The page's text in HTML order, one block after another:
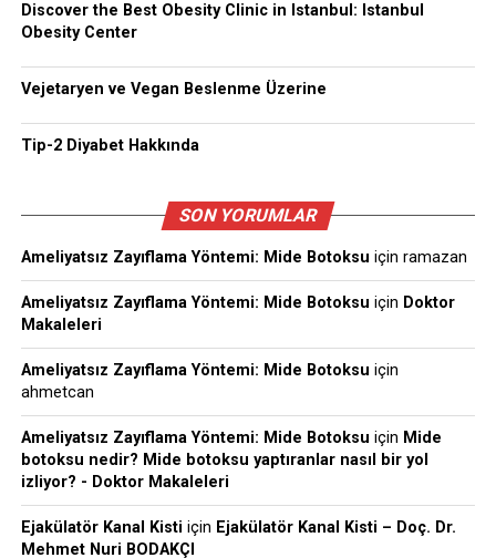
Discover the Best Obesity Clinic in Istanbul: Istanbul
Obesity Center
Vejetaryen ve Vegan Beslenme Üzerine
Tip-2 Diyabet Hakkında
SON YORUMLAR
Ameliyatsız Zayıflama Yöntemi: Mide Botoksu için ramazan
Ameliyatsız Zayıflama Yöntemi: Mide Botoksu için Doktor
Makaleleri
Ameliyatsız Zayıflama Yöntemi: Mide Botoksu için
ahmetcan
Ameliyatsız Zayıflama Yöntemi: Mide Botoksu için Mide
botoksu nedir? Mide botoksu yaptıranlar nasıl bir yol
izliyor? - Doktor Makaleleri
Ejakülatör Kanal Kisti için Ejakülatör Kanal Kisti – Doç. Dr.
Mehmet Nuri BODAKÇI